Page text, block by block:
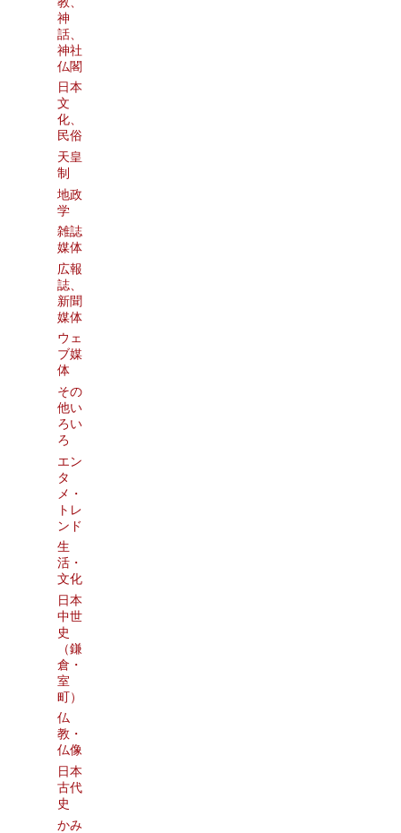
神
話、
神社
仏閣
日本
文
化、
民俗
天皇
制
地政
学
雑誌
媒体
広報
誌、
新聞
媒体
ウェ
ブ媒
体
その
他い
ろい
ろ
エン
タ
メ・
トレ
ンド
生
活・
文化
日本
中世
史
（鎌
倉・
室
町）
仏
教・
仏像
日本
古代
史
かみ